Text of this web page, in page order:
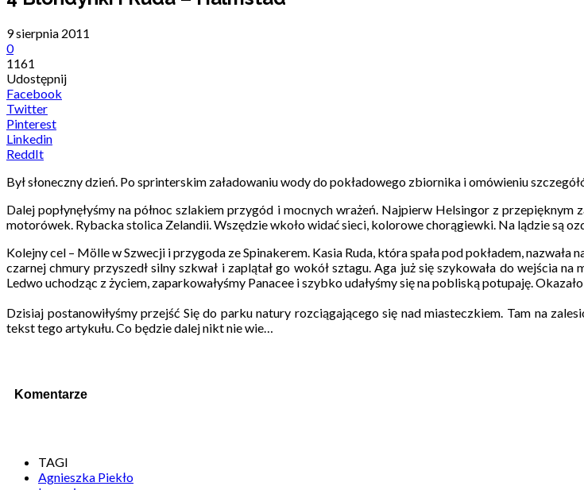
9 sierpnia 2011
0
1161
Udostępnij
Facebook
Twitter
Pinterest
Linkedin
ReddIt
Był słoneczny dzień. Po sprinterskim załadowaniu wody do pokładowego zbiornika i omówieniu
Dalej popłynęłyśmy na północ szlakiem przygód i mocnych wrażeń. Najpierw Helsingor z
motorówek. Rybacka stolica Zelandii. Wszędzie wkoło widać sieci, kolorowe chorągiewki. Na lądzie są
Kolejny cel – Mölle w Szwecji i przygoda ze Spinakerem. Kasia Ruda, która spała pod pokładem,
czarnej chmury przyszedł silny szkwał i zaplątał go wokół sztagu. Aga już się szykowała do wejścia
Ledwo uchodząc z życiem, zaparkowałyśmy Panacee i szybko udałyśmy się na pobliską potupaję.
Dzisiaj postanowiłyśmy przejść Się do parku natury rozciągającego się nad miasteczkiem. Tam na
tekst tego artykułu. Co będzie dalej nikt nie wie…
Komentarze
TAGI
Agnieszka Piekło